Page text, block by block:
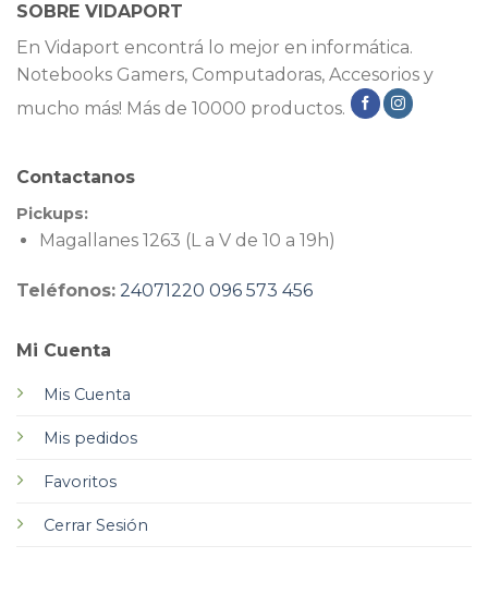
SOBRE VIDAPORT
En Vidaport encontrá lo mejor en informática.
Notebooks Gamers, Computadoras, Accesorios y
mucho más! Más de 10000 productos.
Mi Cuenta
Mis Cuenta
Mis pedidos
Favoritos
Cerrar Sesión
Contactanos
Pickups:
Magallanes 1263 (L a V de 10 a 19h)
Teléfonos: 24071220 096 573 456